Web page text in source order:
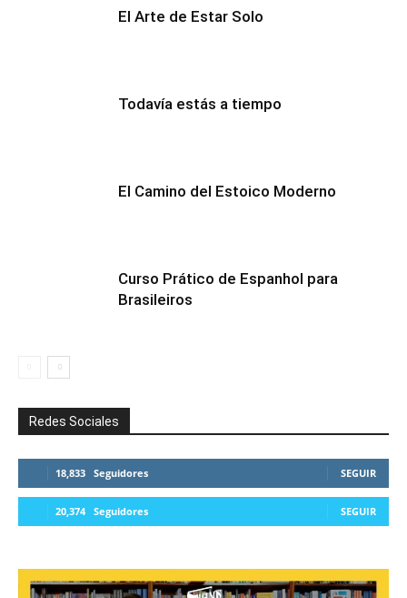
El Arte de Estar Solo
Todavía estás a tiempo
El Camino del Estoico Moderno
Curso Prático de Espanhol para
Brasileiros
Redes Sociales
18,833 Seguidores SEGUIR
20,374 Seguidores SEGUIR